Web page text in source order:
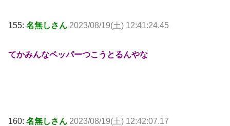
155: 名無しさん 2023/08/19(土) 12:41:24.45
てかみんなペッパーつこうとるんやな
160: 名無しさん 2023/08/19(土) 12:42:07.17